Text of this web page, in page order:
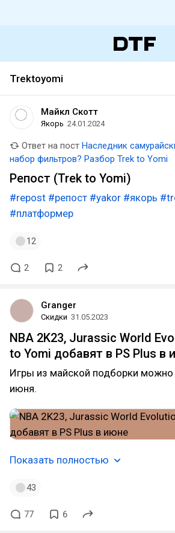
Trektoyomi
Майкл Скотт
Якорь 24.01.2024
Ответ на пост Наследник
набор фильтров? Разбор Trek to Yomi
Репост (Trek to Yomi)
#repost #репост #yakor #якорь
#платформер
12
2 2
Granger
Скидки 31.05.2023
NBA 2K23, Jurassic World
to Yomi добавят в PS Plus в
Игры из майской подборки можно
июня.
Показать полностью
43
77 6